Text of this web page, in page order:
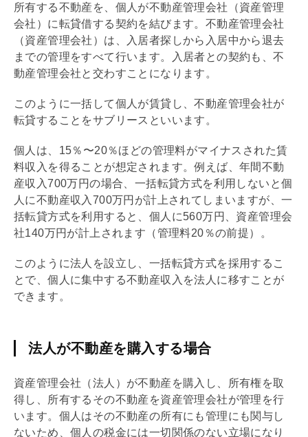
所有する不動産を、個人が不動産管理会社 （資産管理
会社 ）に転貸借する契約を結びます。不動産管理会社
（資産管理会社 ）は、入居者探しから入居中から退去
までの管理をすべて行います。入居者との契約も、不
動産管理会社と交わすことになります。
このように一括して個人が賃貸し、不動産管理会社が
転貸することをサブリース といいます。
個人は、15％〜20％ほどの管理料がマイナスされた賃
料収入を得ることが想定されます。例えば、年間不動
産収入700万円の場合、一括転貸方式を利用しないと個
人に不動産収入700万円が計上されてしまいますが、一
括転貸方式を利用すると、個人に560万円、資産管理会
社140万円が計上されます（管理料20％の前提）。
このように法人を設立し、一括転貸方式を採用するこ
とで、個人に集中する不動産収入を法人に移すことが
できます。
法人が不動産を購入する場合
資産管理会社 （法人）が不動産を購入し、所有権を取
得し、所有するその不動産を資産管理会社が管理を行
います。個人はその不動産の所有にも管理にも関与し
ないため、個人の税金には一切関係のない立場になり